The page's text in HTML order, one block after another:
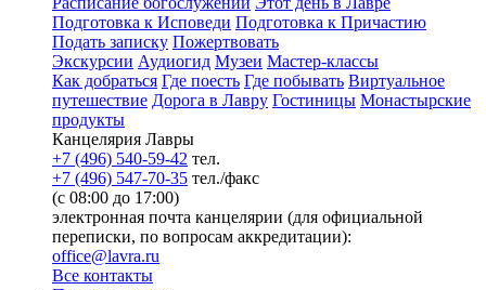
Подготовка к Исповеди Подготовка к Причастию
Подать записку Пожертвовать
Экскурсии Аудиогид Музеи Мастер-классы
Как добраться Где поесть Где побывать Виртуальное
путешествие Дорога в Лавру Гостиницы Монастырские
продукты
Канцелярия Лавры
+7 (496) 540-59-42 тел.
+7 (496) 547-70-35 тел./факс
(с 08:00 до 17:00)
электронная почта канцелярии (для официальной
переписки, по вопросам аккредитации):
office@lavra.ru
Все контакты